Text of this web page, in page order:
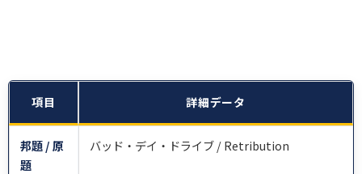
項目 詳細データ
邦題 / 原
題
バッド・デイ・ドライブ / Retribution